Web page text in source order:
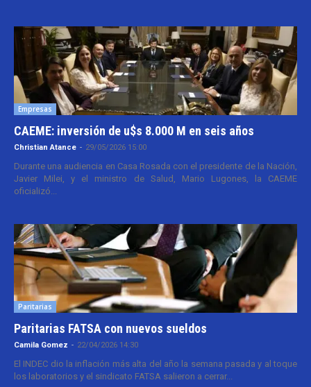
Empresas
CAEME: inversión de u$s 8.000 M en seis años
Christian Atance - 29/05/2026 15:00
Durante una audiencia en Casa Rosada con el presidente de la Nación,
Javier Milei, y el ministro de Salud, Mario Lugones, la CAEME
oficializó...
Paritarias
Paritarias FATSA con nuevos sueldos
Camila Gomez - 22/04/2026 14:30
El INDEC dio la inflación más alta del año la semana pasada y al toque
los laboratorios y el sindicato FATSA salieron a cerrar...